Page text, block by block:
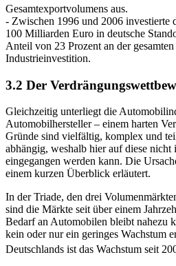
deutschen Industrie wird in der
- Die Automobilbranche macht 20
Gesamtexport­volumens aus.
- Zwischen 1996 und 2006 investierte
100 Milliarden Euro in deutsche
Industrieinvestition.
3.2 Der
Gleichzeitig unterliegt die
Automobil­hersteller – einem harten
Gründe sind vielfältig, komplex und
abhängig, weshalb hier auf diese nicht
einem kurzen Überblick erläutert.
In der Triade, den drei
sind die Märkte seit über einem
Bedarf an Automobilen bleibt nahezu
kein oder nur ein geringes Wachstum